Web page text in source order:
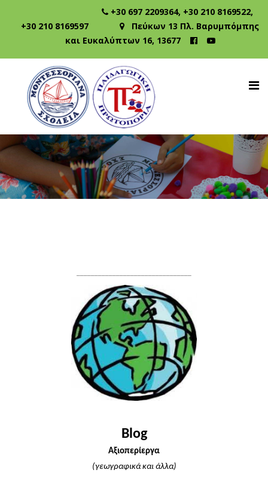
+30 697 2209364, +30 210 8169522,
+30 210 8169597
Πεύκων 13 Πλ. Βαρυμπόμπης
και Ευκαλύπτων 16, 13677
Blog
Αξιοπερίεργα
(γεωγραφικά και άλλα)